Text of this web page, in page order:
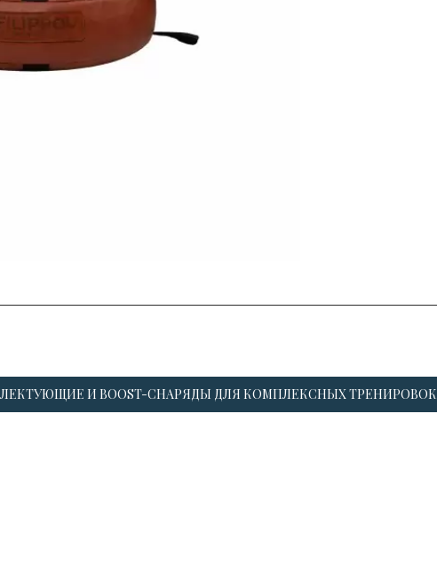
И BOOST-СНАРЯДЫ ДЛЯ КОМПЛЕКСНЫХ ТРЕНИРОВОК